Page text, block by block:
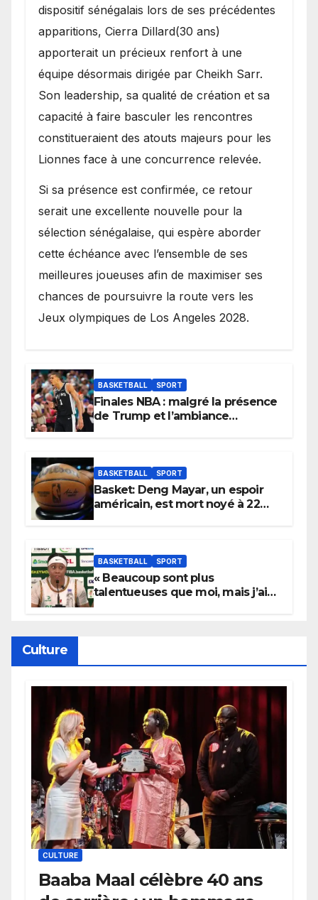
dispositif sénégalais lors de ses précédentes
apparitions, Cierra Dillard(30 ans)
apporterait un précieux renfort à une
équipe désormais dirigée par Cheikh Sarr.
Son leadership, sa qualité de création et sa
capacité à faire basculer les rencontres
constitueraient des atouts majeurs pour les
Lionnes face à une concurrence relevée.
Si sa présence est confirmée, ce retour
serait une excellente nouvelle pour la
sélection sénégalaise, qui espère aborder
cette échéance avec l’ensemble de ses
meilleures joueuses afin de maximiser ses
chances de poursuivre la route vers les
Jeux olympiques de Los Angeles 2028.
BASKETBALL SPORT
Finales NBA : malgré la présence
de Trump et l’ambiance
BASKETBALL SPORT
Basket: Deng Mayar, un espoir
américain, est mort noyé à 22
BASKETBALL SPORT
« Beaucoup sont plus
talentueuses que moi, mais j’ai
Culture
CULTURE
Baaba Maal célèbre 40 ans